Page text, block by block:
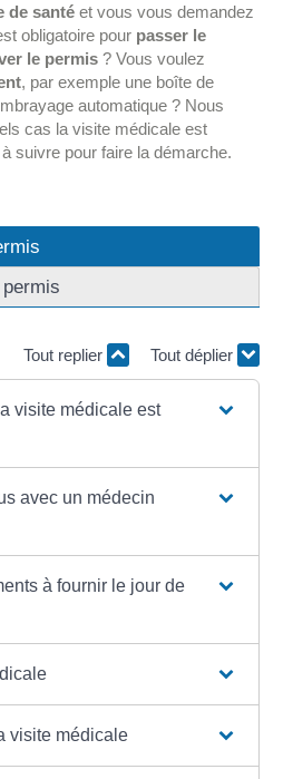
de santé et vous vous demandez
obligatoire pour passer le
le permis ? Vous voulez
, par exemple une boîte de
automatique ? Nous
cas la visite médicale est
suivre pour faire la démarche.
Tout replier Tout déplier
visite médicale est
avec un médecin
à fournir le jour de
visite médicale